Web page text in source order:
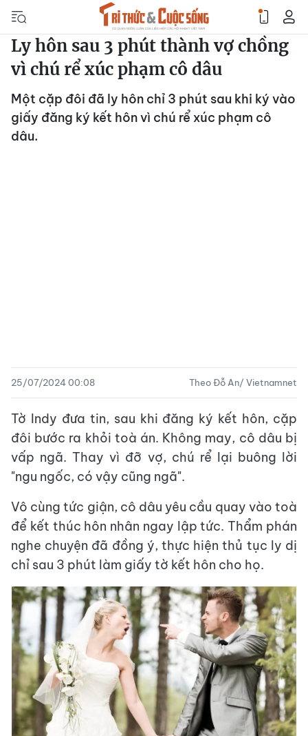
Ly hôn sau 3 phút thành vợ chồng
vì chú rể xúc phạm cô dâu
Một cặp đôi đã ly hôn chỉ 3 phút sau khi ký vào
giấy đăng ký kết hôn vì chú rể xúc phạm cô
dâu.
25/07/2024 00:08 Theo Đỗ An/ Vietnamnet
Tờ Indy đưa tin, sau khi đăng ký kết hôn, cặp
đôi bước ra khỏi toà án. Không may, cô dâu bị
vấp ngã. Thay vì đỡ vợ, chú rể lại buông lời
"ngu ngốc, có vậy cũng ngã".
Vô cùng tức giận, cô dâu yêu cầu quay vào toà
để kết thúc hôn nhân ngay lập tức. Thẩm phán
nghe chuyện đã đồng ý, thực hiện thủ tục ly dị
chỉ sau 3 phút làm giấy tờ kết hôn cho họ.